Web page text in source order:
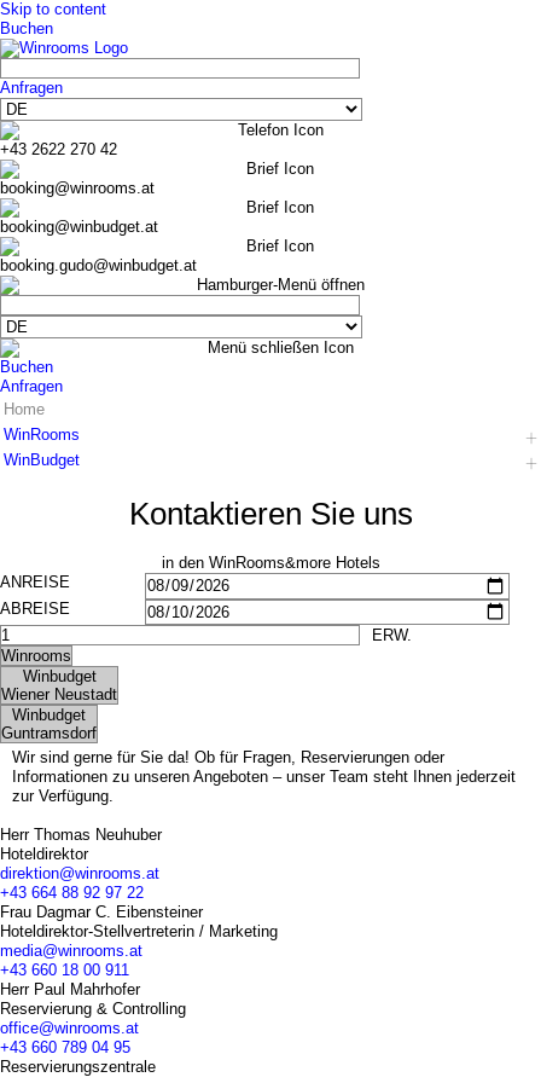
Skip to content
Buchen
Anfragen
+43 2622 270 42
booking@winrooms.at
booking@winbudget.at
booking.gudo@winbudget.at
Buchen
Anfragen
Home
WinRooms
Hotel
Seminare
Gruppen & Geschäftsreisende
Angebote
Kontakt
Jobs
WinBudget
Zimmer Wiener Neustadt
Impressionen
Seminare
Teambuilding
Angebote
Kontakt
Jobs
Kontaktieren Sie uns
in den WinRooms&more Hotels
Wir sind gerne für Sie da! Ob für Fragen, Reservierungen oder
Informationen zu unseren Angeboten – unser Team steht Ihnen jederzeit
zur Verfügung.
Herr Thomas Neuhuber
Hoteldirektor
direktion@winrooms.at
+43 664 88 92 97 22
Frau Dagmar C. Eibensteiner
Hoteldirektor-Stellvertreterin / Marketing
media@winrooms.at
+43 660 18 00 911
Herr Paul Mahrhofer
Reservierung & Controlling
office@winrooms.at
+43 660 789 04 95
Reservierungszentrale